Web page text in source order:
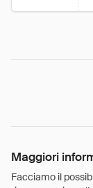
Maggiori
Facciamo il